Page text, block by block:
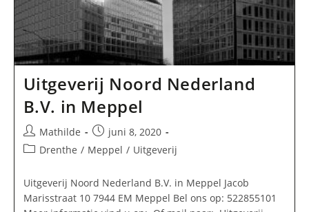
Uitgeverij Noord Nederland
B.V. in Meppel
Bericht
auteur:
Mathilde
Bericht
gepubliceerd
op:
juni 8, 2020
Berichtcategorie:
Drenthe / Meppel / Uitgeverij
Uitgeverij Noord Nederland B.V. in Meppel Jacob
Marisstraat 10 7944 EM Meppel Bel ons op: 522855101